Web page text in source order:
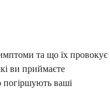
та що їх провокує
ви приймаєте
погіршують ваші